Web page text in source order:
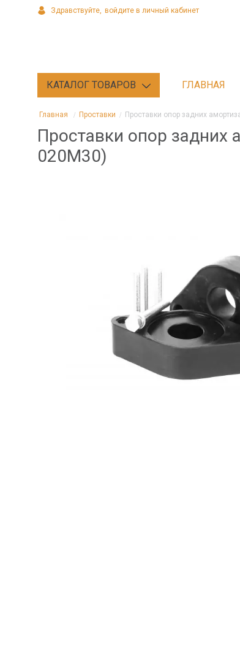
Здравствуйте, войдите в личный кабинет
КАТАЛОГ ТОВАРОВ ГЛАВНАЯ
Главная Проставки Проставки опор задних
Проставки опор
020М30)